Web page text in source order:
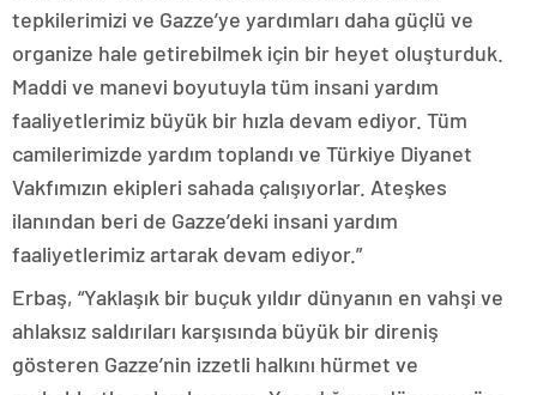
tepkilerimizi ve Gazze’ye yardımları daha güçlü ve
organize hale getirebilmek için bir heyet oluşturduk.
Maddi ve manevi boyutuyla tüm insani yardım
faaliyetlerimiz büyük bir hızla devam ediyor. Tüm
camilerimizde yardım toplandı ve Türkiye Diyanet
Vakfımızın ekipleri sahada çalışıyorlar. Ateşkes
ilanından beri de Gazze’deki insani yardım
faaliyetlerimiz artarak devam ediyor.”
Erbaş, “Yaklaşık bir buçuk yıldır dünyanın en vahşi ve
ahlaksız saldırıları karşısında büyük bir direniş
gösteren Gazze’nin izzetli halkını hürmet ve